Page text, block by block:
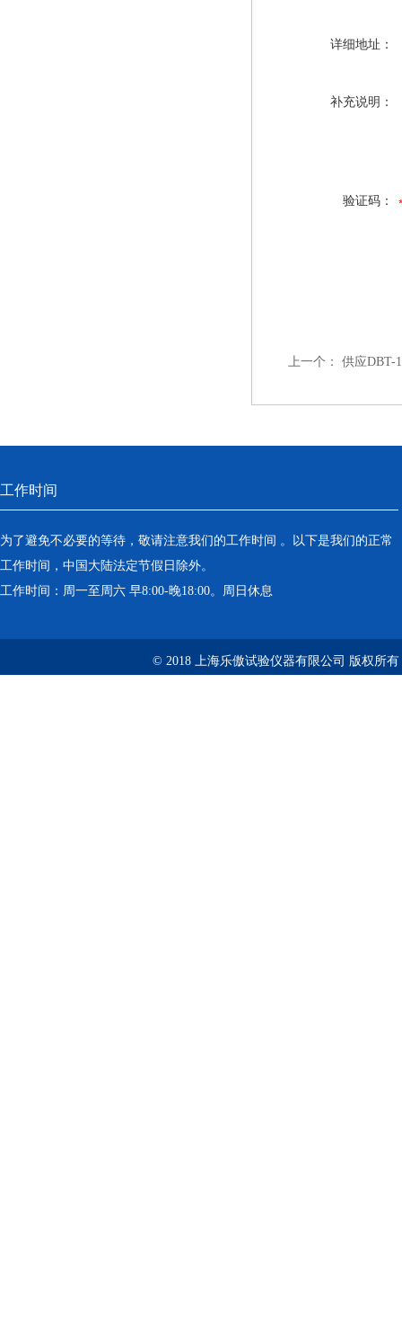
详细地址：
补充说明：
验证码：
上一个： 供应DBT-
工作时间
为了避免不必要的等待，敬请注意我们的工作时间 。以下是我们的正常
工作时间，中国大陆法定节假日除外。
工作时间：周一至周六 早8:00-晚18:00。周日休息
© 2018 上海乐傲试验仪器有限公司 版权所